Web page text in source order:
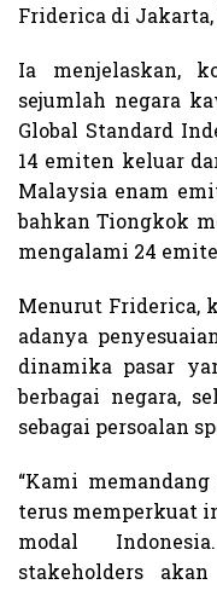
Friderica di
Ia menjelaskan,
sejumlah negara
Global Standard
14 emiten keluar
Malaysia enam
bahkan Tiongkok
mengalami 24
Menurut Friderica,
adanya
dinamika pasar
berbagai negara,
sebagai persoalan
“Kami
terus memperkuat
modal
stakeholders